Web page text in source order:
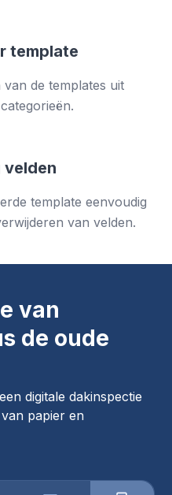
template
de templates uit
velden
template eenvoudig
van velden.
van
de oude
digitale dakinspectie
papier en